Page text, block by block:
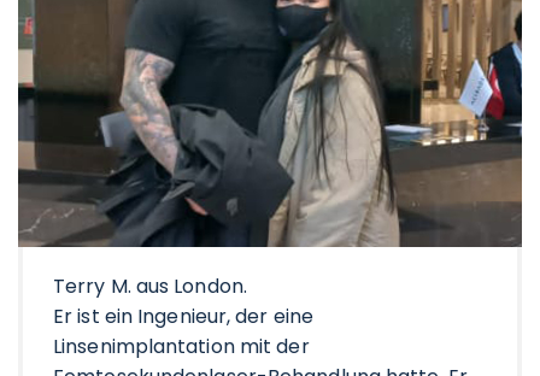
Terry M. aus London.
Er ist ein Ingenieur, der eine
Linsenimplantation mit der